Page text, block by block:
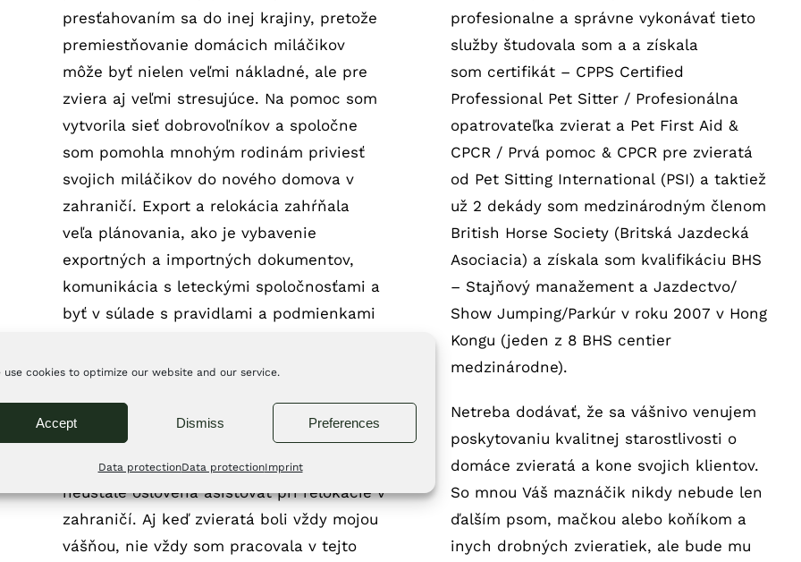
use cookies to optimize our website and our service.
Accept Dismiss Preferences
Data protectionData protectionImprint
presťahovaním sa do inej krajiny, pretože
premiestňovanie domácich miláčikov
môže byť nielen veľmi nákladné, ale pre
zviera aj veľmi stresujúce. Na pomoc som
vytvorila sieť dobrovoľníkov a spoločne
som pomohla mnohým rodinám priviesť
svojich miláčikov do nového domova v
zahraničí. Export a relokácia zahŕňala
veľa plánovania, ako je vybavenie
exportných a importných dokumentov,
komunikácia s leteckými spoločnosťami a
byť v súlade s pravidlami a podmienkami
adekvátne vakcinácie a veterinarne testy
trasportu zvierat.
Stále pokračujem v tejto činnosti a som
neustále oslovená asistovať pri relokácie v
zahraničí. Aj keď zvieratá boli vždy mojou
vášňou, nie vždy som pracovala v tejto
profesionalne a správne vykonávať tieto
služby študovala som a a získala
som certifikát – CPPS Certified
Professional Pet Sitter / Profesionálna
opatrovateľka zvierat a Pet First Aid &
CPCR / Prvá pomoc & CPCR pre zvieratá
od Pet Sitting International (PSI) a taktiež
už 2 dekády som medzinárodným členom
British Horse Society (Britská Jazdecká
Asociacia) a získala som kvalifikáciu BHS
– Stajňový manažement a Jazdectvo/
Show Jumping/Parkúr v roku 2007 v Hong
Kongu (jeden z 8 BHS centier
medzinárodne).
Netreba dodávať, že sa vášnivo venujem
poskytovaniu kvalitnej starostlivosti o
domáce zvieratá a kone svojich klientov.
So mnou Váš maznáčik nikdy nebude len
ďalším psom, mačkou alebo koňíkom a
inych drobných zvieratiek, ale bude mu